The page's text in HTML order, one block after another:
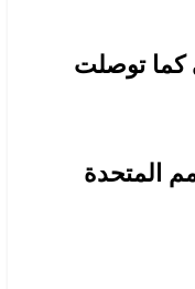
كما توصلت
المتحدة